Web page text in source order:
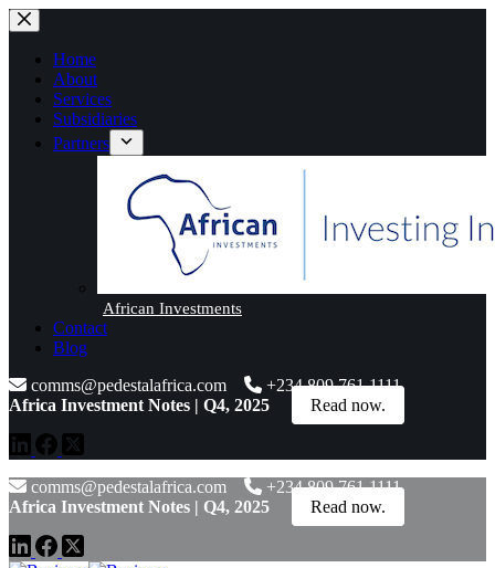
Skip
to
contentHome
About
Services
Subsidiaries
Partners
African Investments
Contact
Blog
comms@pedestalafrica.com
+234 809 761 1111
Africa Investment Notes | Q4, 2025
Read now.
comms@pedestalafrica.com
+234 809 761 1111
Africa Investment Notes | Q4, 2025
Read now.